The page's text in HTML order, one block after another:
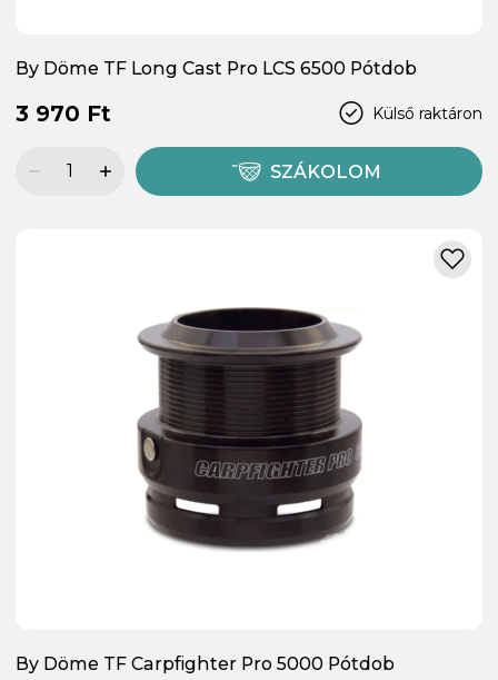
By Döme TF Long Cast Pro LCS 6500 Pótdob
Külső raktáron
3 970 Ft
SZÁKOLOM
By Döme TF Carpfighter Pro 5000 Pótdob